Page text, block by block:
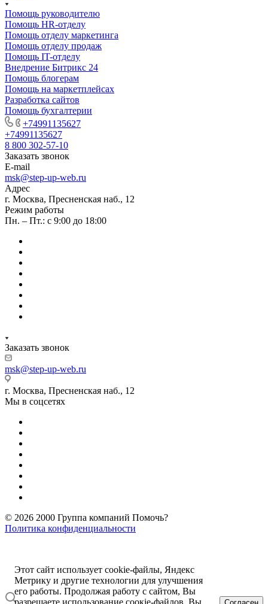
Помощь руководителю
Помощь HR-отделу
Помощь отделу маркетинга
Помощь отделу продаж
Помощь IT-отделу
Внедрение Битрикс 24
Помощь блогерам
Помощь на маркетплейсах
Разработка сайтов
Помощь бухгалтерии
+74991135627
+74991135627
8 800 302-57-10
Заказать звонок
E-mail
msk@step-up-web.ru
Адрес
г. Москва, Пресненская наб., 12
Режим работы
Пн. – Пт.: с 9:00 до 18:00
Заказать звонок
msk@step-up-web.ru
г. Москва, Пресненская наб., 12
Мы в соцсетях
© 2026 2000 Группа компаний Помочь?
Политика конфиденциальности
Этот сайт использует cookie-файлы, Яндекс
Метрику и другие технологии для улучшения
его работы. Продолжая работу с сайтом, Вы
разрешаете использование соокiе-файлов. Вы
Согласен